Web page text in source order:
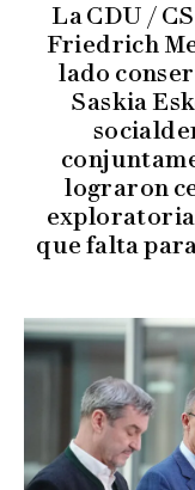
La CDU /
Friedrich
lado
Saskia
lograron
que falta